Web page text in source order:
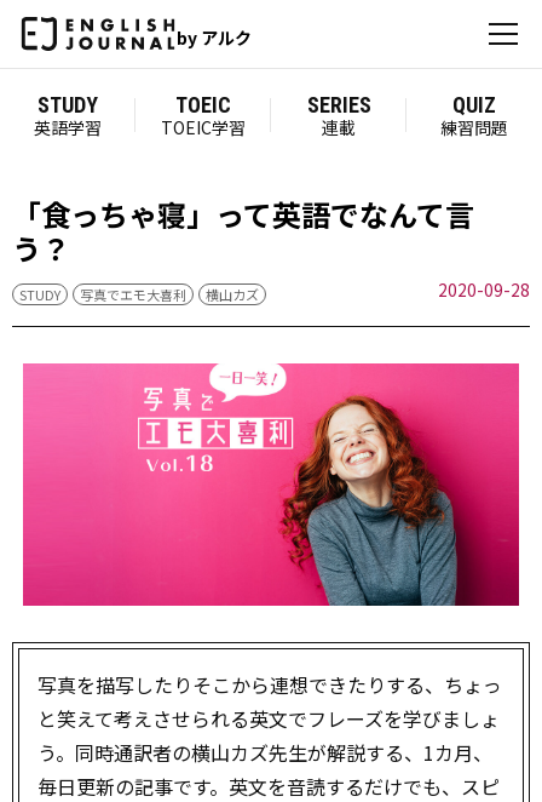
by アルク
STUDY
英語学習
TOEIC
TOEIC学習
SERIES
連載
QUIZ
練習問題
「食っちゃ寝」って英語でなんて言
う？
STUDY 写真でエモ大喜利 横山カズ 2020-09-28
写真を描写したりそこから連想できたりする、 ちょっ
と笑えて考えさせられる英文でフレーズを学びましょ
う。 同時通訳者の横山カズ先生が解説する、1カ月、
毎日更新の記事です。英文を音読するだけでも、 スピ